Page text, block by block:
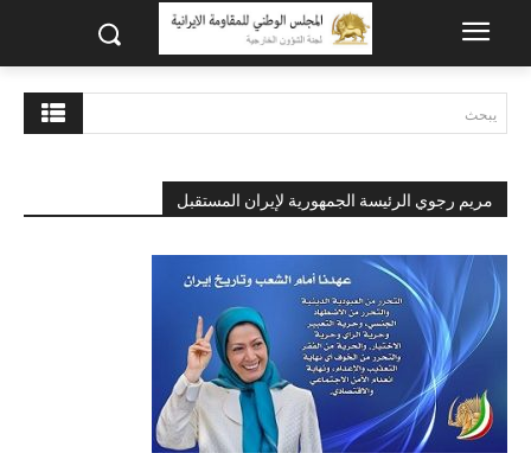
يبحث
مريم رجوي الرئيسة الجمهورية لإيران المستقبل